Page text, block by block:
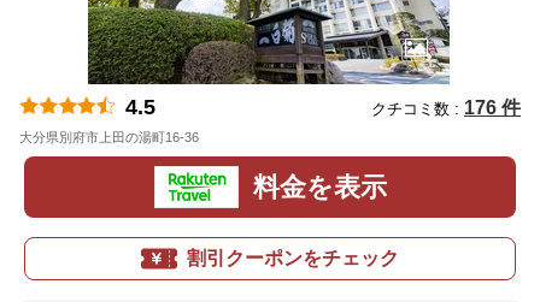
4.5 クチコミ数 : 176 件
大分県別府市上田の湯町16-36
料金を表示
割引クーポンをチェック